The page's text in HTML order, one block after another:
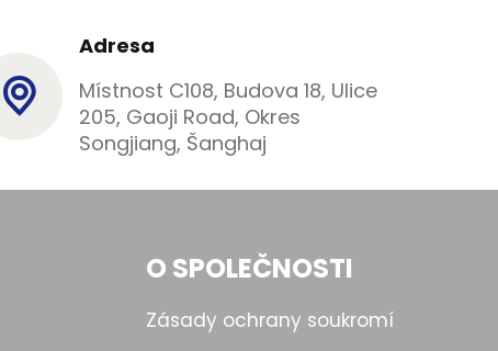
Adresa
Místnost C108, Budova 18, Ulice
205, Gaoji Road, Okres
Songjiang, Šanghaj
O SPOLEČNOSTI
Zásady ochrany soukromí